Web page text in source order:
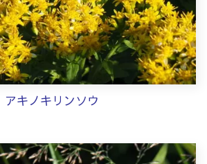
アキノキリンソウ